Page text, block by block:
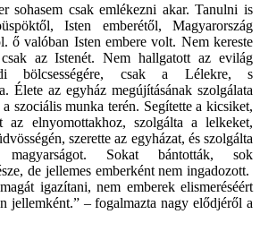
sohasem csak emlékezni akar. Tanulni is
Isten emberétől, Magyarország
ő valóban Isten embere volt. Nem kereste
csak az Istenét. Nem hallgatott az evilág
bölcsességére, csak a Lélekre, s
Élete az egyház megújításának szolgálata
szociális munka terén. Segítette a kicsiket,
az elnyomottakhoz, szolgálta a lelkeket,
szerette az egyházat, és szolgálta
Sokat bántották, sok
de jellemes emberként nem ingadozott.
igazítani, nem emberek elismeréséért
jellemként.” – fogalmazta nagy elődjéről a